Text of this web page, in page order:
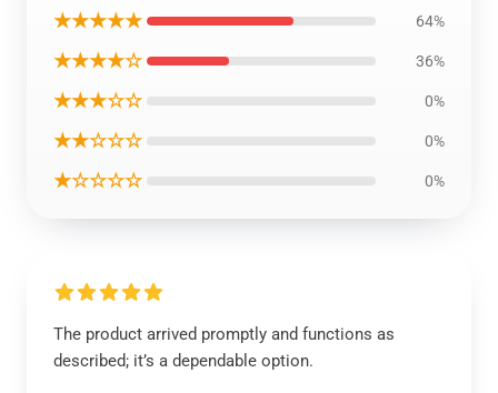
★★★★★ 64%
★★★★☆ 36%
★★★☆☆ 0%
★★☆☆☆ 0%
★☆☆☆☆ 0%
The product arrived promptly and functions as
described; it’s a dependable option.